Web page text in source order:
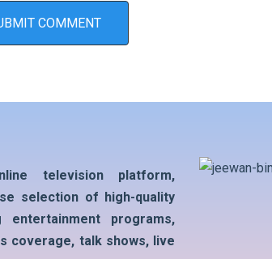
television platform,
selection of high-quality
entertainment programs,
coverage, talk shows, live